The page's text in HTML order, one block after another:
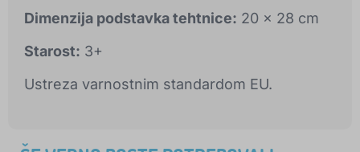
Dimenzija podstavka tehtnice: 20 x 28 cm
Starost: 3+
Ustreza varnostnim standardom EU.